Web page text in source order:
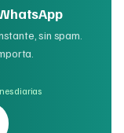
sin spam.
diarias